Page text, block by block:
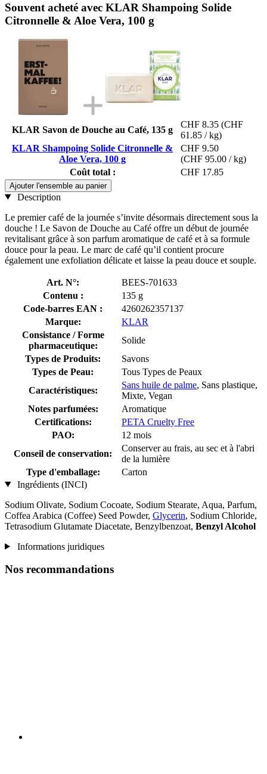
Souvent acheté avec KLAR Shampoing Solide
Citronnelle & Aloe Vera, 100 g
KLAR Savon de Douche au Café, 135 g
CHF 8.35 (CHF
61.85 / kg)
KLAR Shampoing Solide Citronnelle &
Aloe Vera, 100 g
CHF 9.50
(CHF 95.00 / kg)
Coût total :
CHF 17.85
Ajouter l'ensemble au panier
Description
Le premier café de la journée s’invite désormais directement sous la
douche ! Le Savon de Douche au Café offre un début de journée
revitalisant grâce à son parfum aromatique de café et à sa formule
douce pour la peau. Le marc de café qu’il contient procure
également une exfoliation délicate et laisse la peau douce et souple.
Art. N°:
BEES-701633
Contenu :
135 g
Code-barres EAN :
4260262357137
Marque:
KLAR
Consistance / Forme
pharmaceutique:
Solide
Types de Produits:
Savons
Types de Peau:
Tous Types de Peaux
Caractéristiques:
Sans huile de palme, Sans plastique,
Mixte, Vegan
Notes parfumées:
Aromatique
Certifications:
PETA Cruelty Free
PAO:
12 mois
Conseil de conservation:
Conserver au frais, au sec et à l'abri
de la lumière
Type d'emballage:
Carton
Ingrédients (INCI)
Sodium Olivate, Sodium Cocoate, Sodium Stearate, Aqua, Parfum,
Coffea Arabica (Coffee) Seed Powder, Glycerin, Sodium Chloride,
Tetrasodium Glutamate Diacetate, Benzylbenzoat, Benzyl Alcohol
Informations juridiques
Nos recommandations